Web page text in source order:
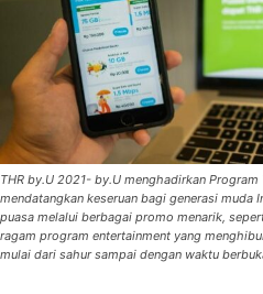
THR by.U 2021- by.U menghadirkan Program
mendatangkan keseruan bagi generasi muda
puasa melalui berbagai promo menarik,
ragam program entertainment yang
mulai dari sahur sampai dengan waktu